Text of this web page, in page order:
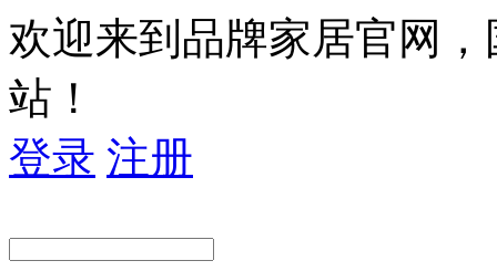
欢迎来到品牌家居官网
站！
登录 注册